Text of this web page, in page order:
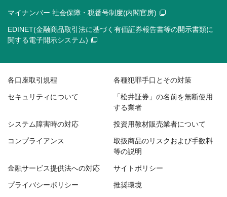
マイナンバー 社会保障・税番号制度(内閣官房)
EDINET(金融商品取引法に基づく有価証券報告書等の開示書類に
関する電子開示システム)
各口座取引規程 各種犯罪手口とその対策
セキュリティについて
「松井証券」の名前を無断使用
する業者
システム障害時の対応 投資用教材販売業者について
コンプライアンス
取扱商品のリスクおよび手数料
等の説明
金融サービス提供法への対応 サイトポリシー
プライバシーポリシー 推奨環境